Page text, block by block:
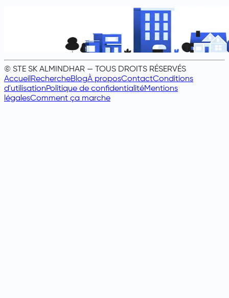
© STE SK ALMINDHAR — TOUS DROITS RÉSERVÉS
AccueilRechercheBlogÀ proposContactConditions
d'utilisationPolitique de confidentialitéMentions
légalesComment ça marche